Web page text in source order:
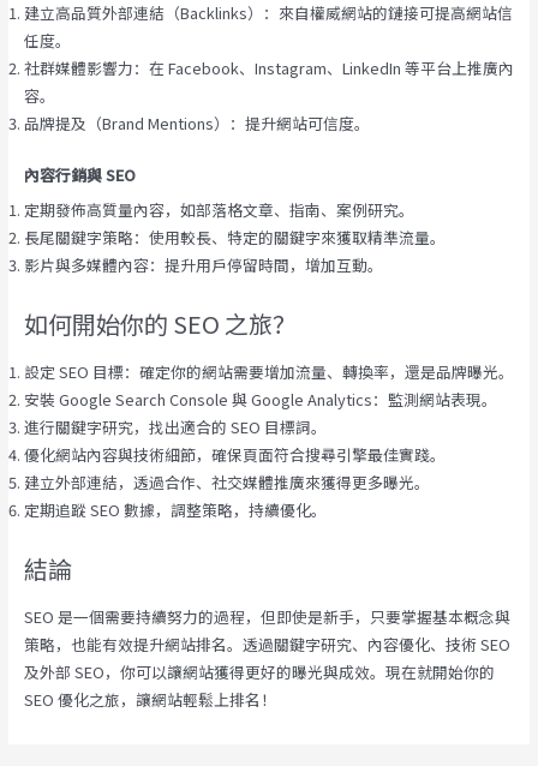
建立高品質外部連結（Backlinks）：來自權威網站的鏈接可提高網站信
任度。
社群媒體影響力：在 Facebook、Instagram、LinkedIn 等平台上推廣內
容。
品牌提及（Brand Mentions）：提升網站可信度。
內容行銷與 SEO
定期發佈高質量內容，如部落格文章、指南、案例研究。
長尾關鍵字策略：使用較長、特定的關鍵字來獲取精準流量。
影片與多媒體內容：提升用戶停留時間，增加互動。
如何開始你的 SEO 之旅？
設定 SEO 目標：確定你的網站需要增加流量、轉換率，還是品牌曝光。
安裝 Google Search Console 與 Google Analytics：監測網站表現。
進行關鍵字研究，找出適合的 SEO 目標詞。
優化網站內容與技術細節，確保頁面符合搜尋引擎最佳實踐。
建立外部連結，透過合作、社交媒體推廣來獲得更多曝光。
定期追蹤 SEO 數據，調整策略，持續優化。
結論
SEO 是一個需要持續努力的過程，但即使是新手，只要掌握基本概念與
策略，也能有效提升網站排名。透過關鍵字研究、內容優化、技術 SEO
及外部 SEO，你可以讓網站獲得更好的曝光與成效。現在就開始你的
SEO 優化之旅，讓網站輕鬆上排名！